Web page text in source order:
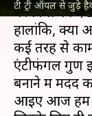
टी ट्री ऑयल से जुड़े
पर त्वचा की
हालांकि,
कई तरह से
एंटीफंगल गुण
बनाने में मदद
आइए आज